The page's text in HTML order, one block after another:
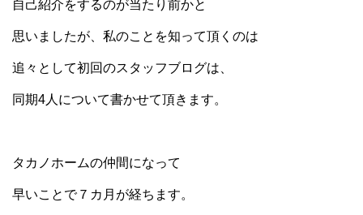
自己紹介をするのが当たり前かと
思いましたが、私のことを知って頂くのは
追々として初回のスタッフブログは、
同期4人について書かせて頂きます。
タカノホームの仲間になって
早いことで７カ月が経ちます。